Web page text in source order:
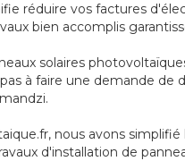
réduire vos factures
bien accomplis
solaires
à faire une demande de
nous avons
d'installation de